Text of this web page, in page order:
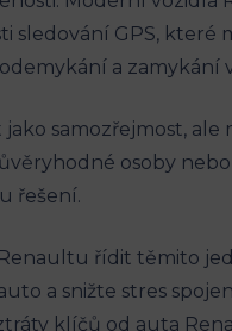
sledování‌ GPS,
a
jako ⁢samozřejmost,
osoby
​řešení.
řídit těmito
a snižte stres